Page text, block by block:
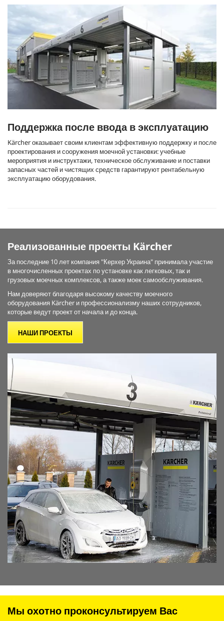
Поддержка после ввода в эксплуатацию
Kärcher оказывает своим клиентам эффективную поддержку и после
проектирования и сооружения моечной установки: учебные
мероприятия и инструктажи, техническое обслуживание и поставки
запасных частей и чистящих средств гарантируют рентабельную
эксплуатацию оборудования.
Реализованные проекты Kärcher
За последние 10 лет компания "Керхер Украина" принимала участие
в многочисленных проектах по установке как легковых, так и
грузовых моечных комплексов, а также моек самообслуживания.
Нам доверяют благодаря высокому качеству моечного
оборудования Kärcher и профессионализму наших сотрудников,
которые ведут проект от начала и до конца.
НАШИ ПРОЕКТЫ
Мы охотно проконсультируем Вас